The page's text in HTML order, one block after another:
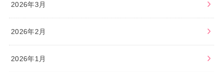
2026年3月
2026年2月
2026年1月